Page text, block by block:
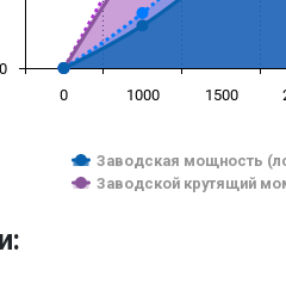
Заводская мощность
Заводской крутящий
0 1000 1500
0